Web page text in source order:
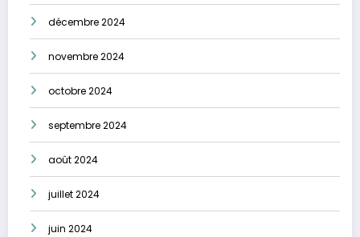
décembre 2024
novembre 2024
octobre 2024
septembre 2024
août 2024
juillet 2024
juin 2024